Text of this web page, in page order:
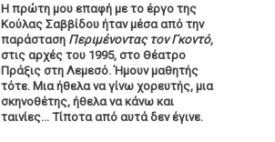
Η πρώτη μου επαφή με το έργο της
Κούλας Σαββίδου ήταν μέσα από την
παράσταση Περιμένοντας τον Γκοντό,
στις αρχές του 1995, στο Θέατρο
Πράξις στη Λεμεσό. Ήμουν μαθητής
τότε. Μια ήθελα να γίνω χορευτής, μια
σκηνοθέτης, ήθελα να κάνω και
ταινίες… Τίποτα από αυτά δεν έγινε.